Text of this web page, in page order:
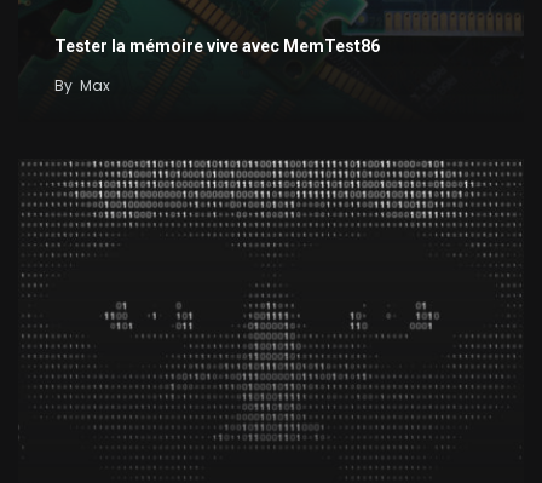
Tester la mémoire vive avec MemTest86
By Max